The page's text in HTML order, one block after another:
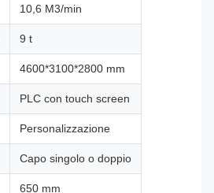
10,6 M3/min
9 t
4600*3100*2800 mm
PLC con touch screen
Personalizzazione
Capo singolo o doppio
650 mm